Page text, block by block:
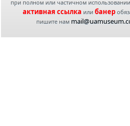
при полном или частичном
активная ссылка или банер
пишите нам